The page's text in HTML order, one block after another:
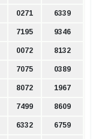
0271 6339
7195 9346
0072 8132
7075 0389
8072 1967
7499 8609
6332 6759